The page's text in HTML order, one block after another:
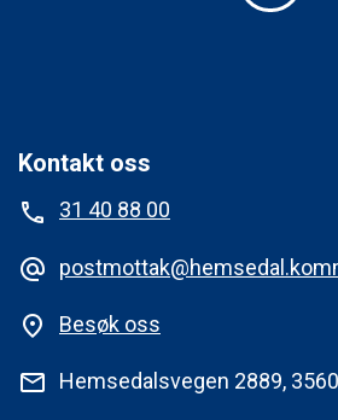
Kontakt oss
phone
31 40 88 00
alternate_email
place Besøk oss
mail Hemsedalsvegen 2889,